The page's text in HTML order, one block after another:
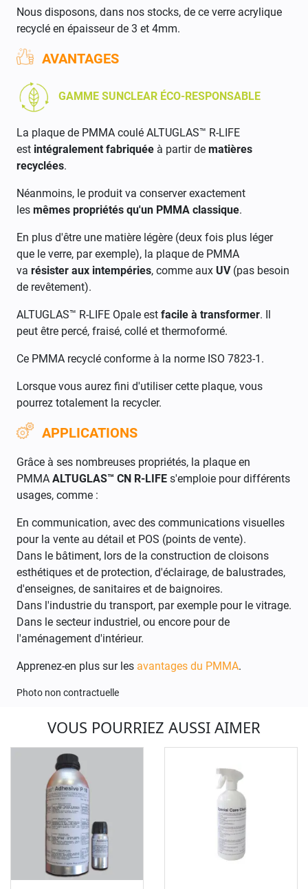
Nous disposons, dans nos stocks, de ce verre acrylique
recyclé en épaisseur de 3 et 4mm.
AVANTAGES
GAMME SUNCLEAR ÉCO-RESPONSABLE
La plaque de PMMA coulé ALTUGLAS™ R-LIFE
est intégralement fabriquée à partir de matières
recyclées.
Néanmoins, le produit va conserver exactement
les mêmes propriétés qu'un PMMA classique.
En plus d'être une matière légère (deux fois plus léger
que le verre, par exemple), la plaque de PMMA
va résister aux intempéries, comme aux UV(pas besoin
de revêtement).
ALTUGLAS™ R-LIFE Opale est facile à transformer. Il
peut être percé, fraisé, collé et thermoformé.
Ce PMMA recyclé conforme à la norme ISO 7823-1.
Lorsque vous aurez fini d'utiliser cette plaque, vous
pourrez totalement la recycler.
APPLICATIONS
Grâce à ses nombreuses propriétés, la plaque en
PMMA ALTUGLAS™ CN R-LIFE s'emploie pour différents
usages, comme :
En communication, avec des communications visuelles
pour la vente au détail et POS (points de vente).
Dans le bâtiment, lors de la construction de cloisons
esthétiques et de protection, d'éclairage, de balustrades,
d'enseignes, de sanitaires et de baignoires.
Dans l'industrie du transport, par exemple pour le vitrage.
Dans le secteur industriel, ou encore pour de
l'aménagement d'intérieur.
Apprenez-en plus sur les avantages du PMMA.
Photo non contractuelle
VOUS POURRIEZ AUSSI AIMER